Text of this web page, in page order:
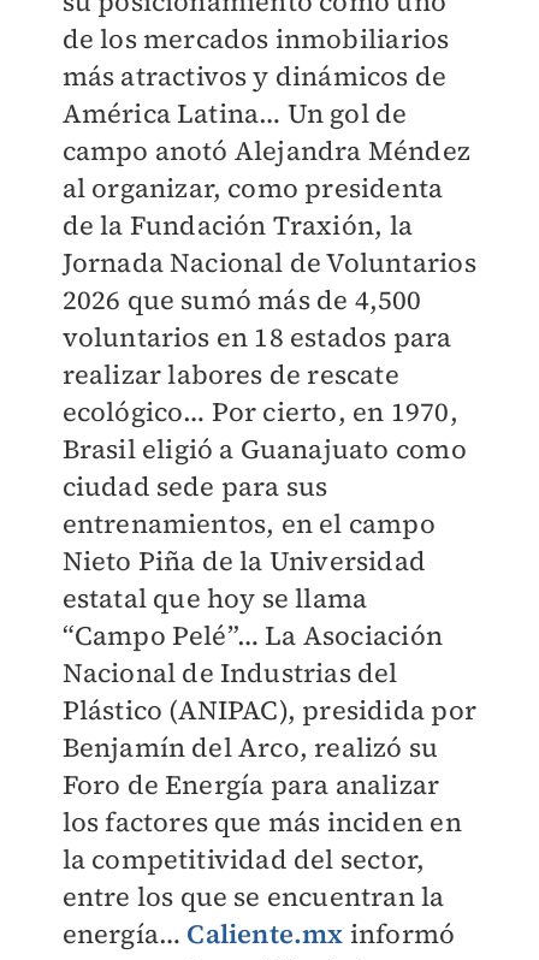
de los mercados inmobiliarios
más atractivos y dinámicos de
América Latina… Un gol de
campo anotó Alejandra Méndez
al organizar, como presidenta
de la Fundación Traxión, la
Jornada Nacional de Voluntarios
2026 que sumó más de 4,500
voluntarios en 18 estados para
realizar labores de rescate
ecológico… Por cierto, en 1970,
Brasil eligió a Guanajuato como
ciudad sede para sus
entrenamientos, en el campo
Nieto Piña de la Universidad
estatal que hoy se llama
“Campo Pelé”… La Asociación
Nacional de Industrias del
Plástico (ANIPAC), presidida por
Benjamín del Arco, realizó su
Foro de Energía para analizar
los factores que más inciden en
la competitividad del sector,
entre los que se encuentran la
energía… Caliente.mx informó